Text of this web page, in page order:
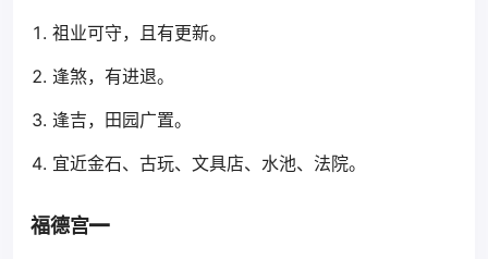
祖业可守，且有更新。
逢煞，有进退。
逢吉，田园广置。
宜近金石、古玩、文具店、水池、法院。
福德宫━